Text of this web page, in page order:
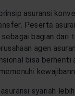
asuransi
Peserta
bagian dari
agen
bisa berhenti
syariah